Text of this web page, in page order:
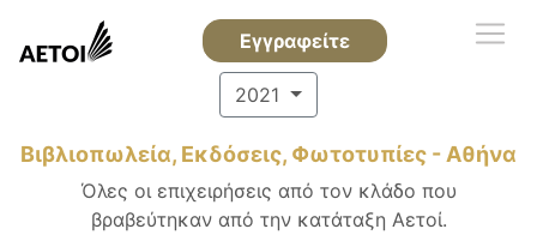
Εγγραφείτε
2021
Βιβλιοπωλεία, Εκδόσεις, Φωτοτυπίες - Αθήνα
Όλες οι επιχειρήσεις από τον κλάδο που
βραβεύτηκαν από την κατάταξη Αετοί.